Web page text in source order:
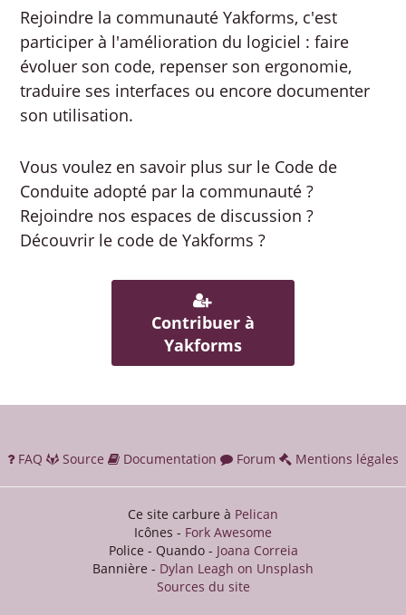
Rejoindre la communauté Yakforms, c'est
participer à l'amélioration du logiciel : faire
évoluer son code, repenser son ergonomie,
traduire ses interfaces ou encore documenter
son utilisation.
Vous voulez en savoir plus sur le Code de
Conduite adopté par la communauté ?
Rejoindre nos espaces de discussion ?
Découvrir le code de Yakforms ?
Contribuer à
Yakforms
FAQ Source Documentation Forum Mentions légales
Ce site carbure à Pelican
Icônes - Fork Awesome
Police - Quando - Joana Correia
Bannière - Dylan Leagh on Unsplash
Sources du site